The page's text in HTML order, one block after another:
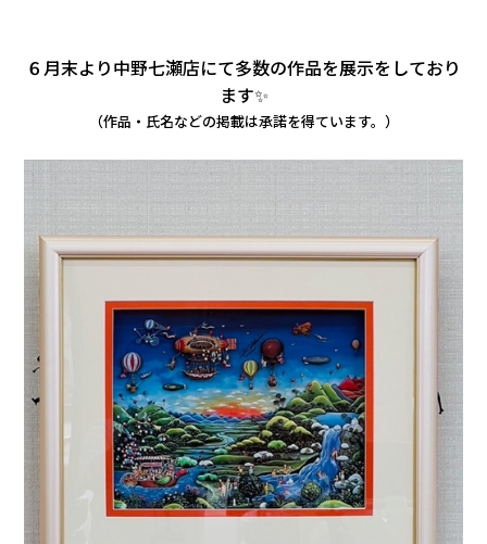
６月末より中野七瀬店にて多数の作品を展示をしており
ます✨
（作品・氏名などの掲載は承諾を得ています。）